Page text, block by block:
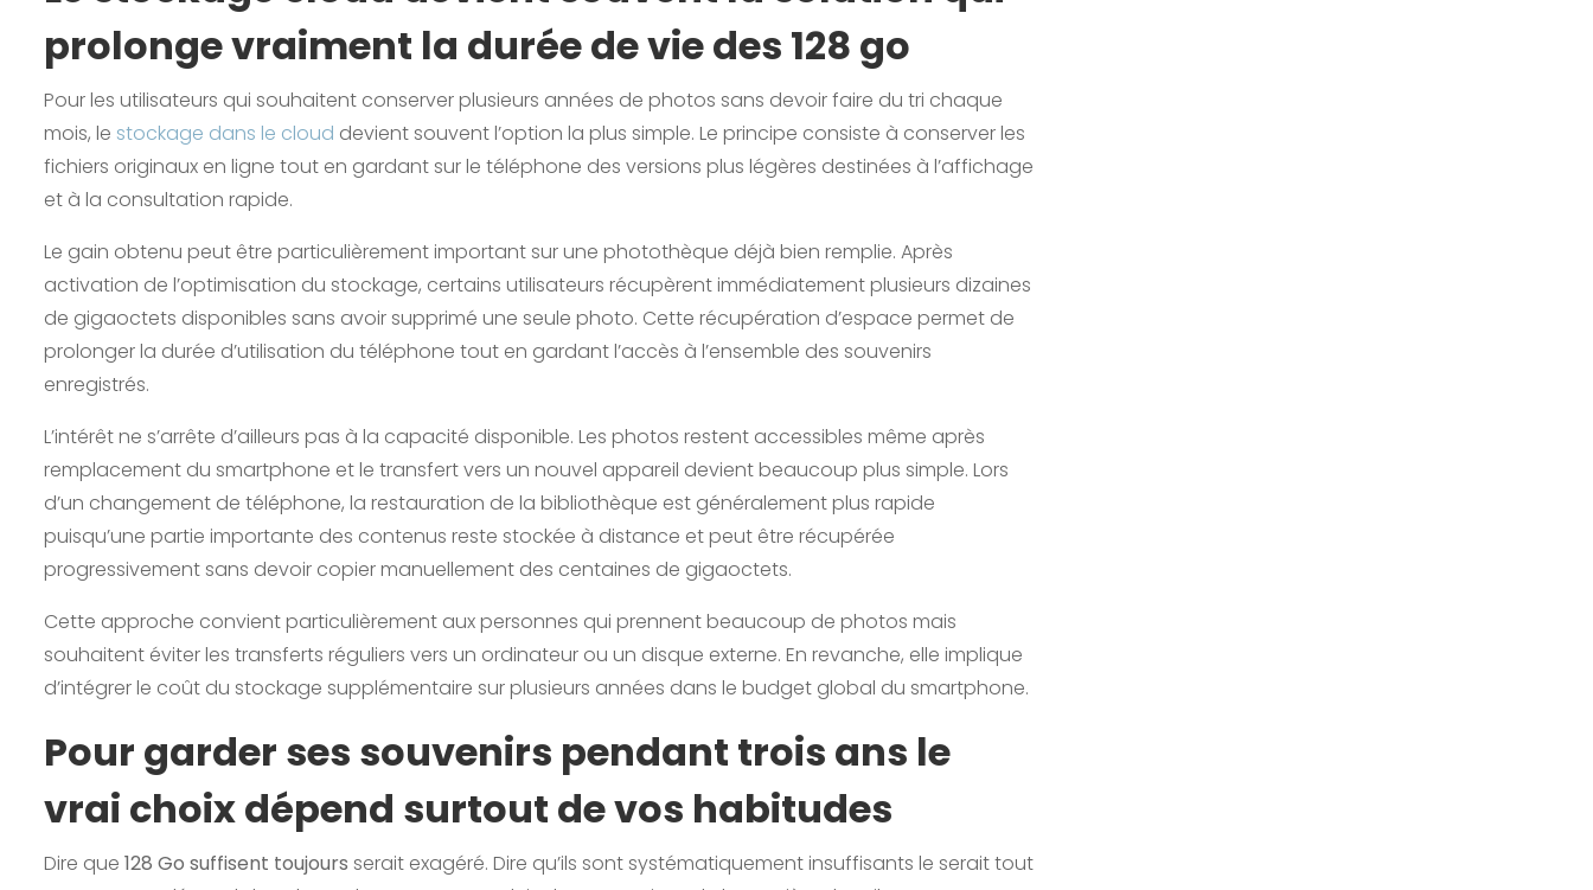
prolonge vraiment la durée de vie des 128 go
Pour les utilisateurs qui souhaitent conserver plusieurs années de photos sans devoir faire du tri chaque
mois, le stockage dans le cloud devient souvent l’option la plus simple. Le principe consiste à conserver les
fichiers originaux en ligne tout en gardant sur le téléphone des versions plus légères destinées à l’affichage
et à la consultation rapide.
Le gain obtenu peut être particulièrement important sur une photothèque déjà bien remplie. Après
activation de l’optimisation du stockage, certains utilisateurs récupèrent immédiatement plusieurs dizaines
de gigaoctets disponibles sans avoir supprimé une seule photo. Cette récupération d’espace permet de
prolonger la durée d’utilisation du téléphone tout en gardant l’accès à l’ensemble des souvenirs
enregistrés.
L’intérêt ne s’arrête d’ailleurs pas à la capacité disponible. Les photos restent accessibles même après
remplacement du smartphone et le transfert vers un nouvel appareil devient beaucoup plus simple. Lors
d’un changement de téléphone, la restauration de la bibliothèque est généralement plus rapide
puisqu’une partie importante des contenus reste stockée à distance et peut être récupérée
progressivement sans devoir copier manuellement des centaines de gigaoctets.
Cette approche convient particulièrement aux personnes qui prennent beaucoup de photos mais
souhaitent éviter les transferts réguliers vers un ordinateur ou un disque externe. En revanche, elle implique
d’intégrer le coût du stockage supplémentaire sur plusieurs années dans le budget global du smartphone.
Pour garder ses souvenirs pendant trois ans le
vrai choix dépend surtout de vos habitudes
Dire que 128 Go suffisent toujours serait exagéré. Dire qu’ils sont systématiquement insuffisants le serait tout